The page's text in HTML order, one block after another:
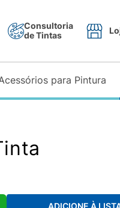
Consultoria
de Tintas
para Pintura
ADICIONE À